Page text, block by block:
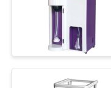
नियंत्रण
संपर्क
करें